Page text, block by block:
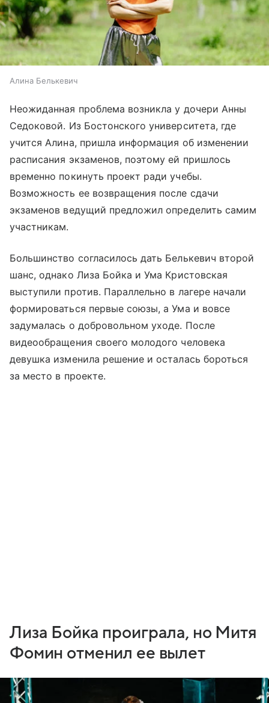
Алина Белькевич
Неожиданная проблема возникла у дочери Анны
Седоковой. Из Бостонского университета, где
учится Алина, пришла информация об изменении
расписания экзаменов, поэтому ей пришлось
временно покинуть проект ради учебы.
Возможность ее возвращения после сдачи
экзаменов ведущий предложил определить самим
участникам.
Большинство согласилось дать Белькевич второй
шанс, однако Лиза Бойка и Ума Кристовская
выступили против. Параллельно в лагере начали
формироваться первые союзы, а Ума и вовсе
задумалась о добровольном уходе. После
видеообращения своего молодого человека
девушка изменила решение и осталась бороться
за место в проекте.
Лиза Бойка проиграла, но Митя
Фомин отменил ее вылет